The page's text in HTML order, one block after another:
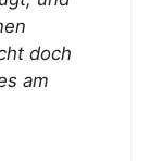
doch
am